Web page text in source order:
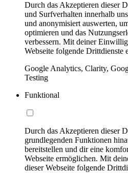
Durch das Akzeptieren dieser
und Surfverhalten innerhalb
und anonymisiert auswerten,
optimieren und das
verbessern. Mit deiner
Webseite folgende Drittdienste
Google Analytics, Clarity,
Testing
Funktional
Durch das Akzeptieren dieser
grundlegenden Funktionen
bereitstellen und dir eine
Webseite ermöglichen. Mit
dieser Webseite folgende